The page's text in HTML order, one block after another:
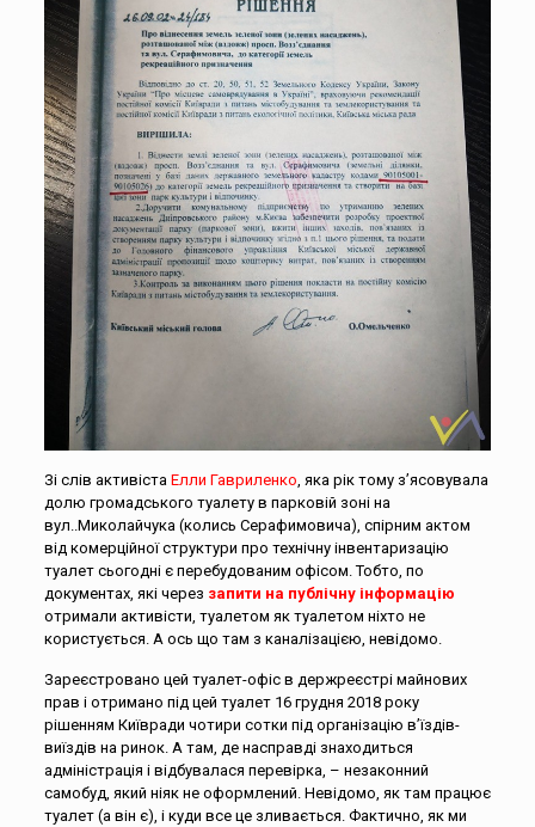
Зі слів активіста Елли Гавриленко , яка рік тому з’ясовувала
долю громадського туалету в парковій зоні на
вул..Миколайчука (колись Серафимовича), спірним актом
від комерційної структури про технічну інвентаризацію
туалет сьогодні є перебудованим офісом. Тобто, по
документах, які через запити на публічну інформацію
отримали активісти, туалетом як туалетом ніхто не
користується. А ось що там з каналізацією, невідомо.
Зареєстровано цей туалет-офіс в держреєстрі майнових
прав і отримано під цей туалет 16 грудня 2018 року
рішенням Київради чотири сотки під організацію в’їздів-
виїздів на ринок. А там, де насправді знаходиться
адміністрація і відбувалася перевірка, – незаконний
самобуд, який ніяк не оформлений. Невідомо, як там працює
туалет (а він є), і куди все це зливається. Фактично, як ми